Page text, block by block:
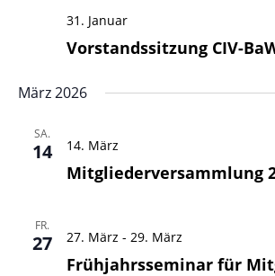
Vorstandssitzung CIV-
31. Januar
März 2026
SA.
14
Mitgliederversammlung
14. März
FR.
27
Frühjahrsseminar für
27. März - 29. März